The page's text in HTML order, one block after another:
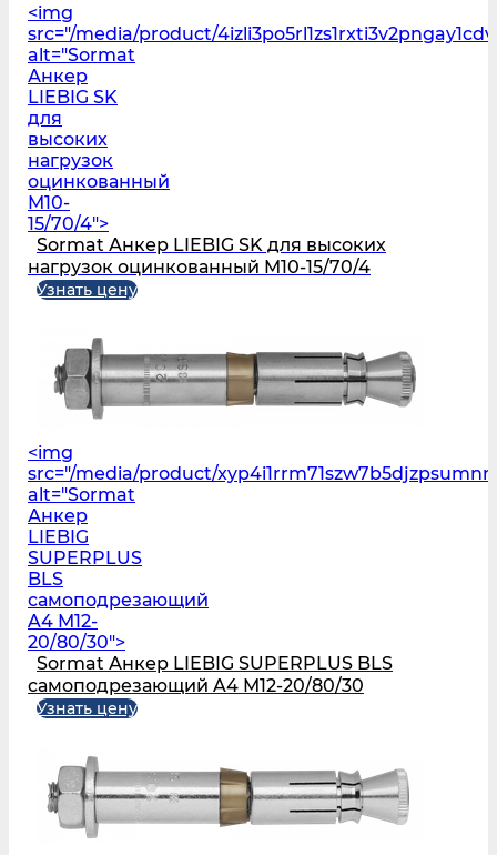
<img
src="/media/product/
alt="Sormat
Анкер
LIEBIG SK
для
высоких
нагрузок
оцинкованный
M10-
15/70/4">
Sormat Анкер LIEBIG SK для высоких
нагрузок оцинкованный M10-15/70/4
Узнать цену
<img
src="/media/product/
alt="Sormat
Анкер
LIEBIG
SUPERPLUS
BLS
самоподрезающий
A4 M12-
20/80/30">
Sormat Анкер LIEBIG SUPERPLUS BLS
самоподрезающий A4 M12-20/80/30
Узнать цену